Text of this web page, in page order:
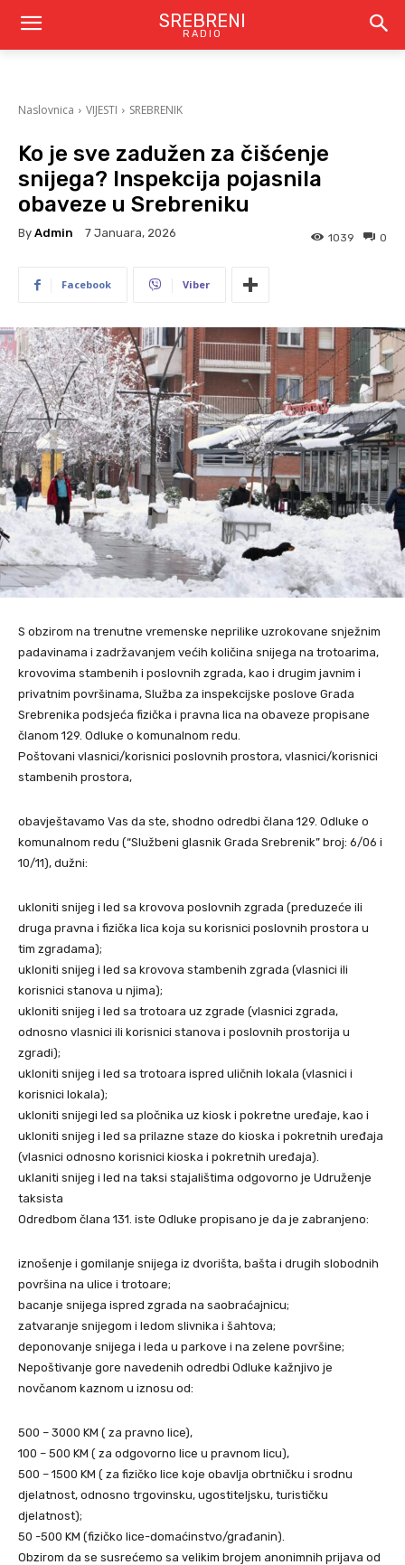
SREBRENI
RADIO
Naslovnica VIJESTI SREBRENIK
Ko je sve zadužen za čišćenje
snijega? Inspekcija pojasnila
obaveze u Srebreniku
By Admin 7 Januara, 2026 0
1039
Facebook Viber
S obzirom na trenutne vremenske neprilike uzrokovane snježnim
padavinama i zadržavanjem većih količina snijega na trotoarima,
krovovima stambenih i poslovnih zgrada, kao i drugim javnim i
privatnim površinama, Služba za inspekcijske poslove Grada
Srebrenika podsjeća fizička i pravna lica na obaveze propisane
članom 129. Odluke o komunalnom redu.
Poštovani vlasnici/korisnici poslovnih prostora, vlasnici/korisnici
stambenih prostora,
obavještavamo Vas da ste, shodno odredbi člana 129. Odluke o
komunalnom redu (“Službeni glasnik Grada Srebrenik” broj: 6/06 i
10/11), dužni:
ukloniti snijeg i led sa krovova poslovnih zgrada (preduzeće ili
druga pravna i fizička lica koja su korisnici poslovnih prostora u
tim zgradama);
ukloniti snijeg i led sa krovova stambenih zgrada (vlasnici ili
korisnici stanova u njima);
ukloniti snijeg i led sa trotoara uz zgrade (vlasnici zgrada,
odnosno vlasnici ili korisnici stanova i poslovnih prostorija u
zgradi);
ukloniti snijeg i led sa trotoara ispred uličnih lokala (vlasnici i
korisnici lokala);
ukloniti snijegi led sa pločnika uz kiosk i pokretne uređaje, kao i
ukloniti snijeg i led sa prilazne staze do kioska i pokretnih uređaja
(vlasnici odnosno korisnici kioska i pokretnih uređaja).
uklaniti snijeg i led na taksi stajalištima odgovorno je Udruženje
taksista
Odredbom člana 131. iste Odluke propisano je da je zabranjeno:
iznošenje i gomilanje snijega iz dvorišta, bašta i drugih slobodnih
površina na ulice i trotoare;
bacanje snijega ispred zgrada na saobraćajnicu;
zatvaranje snijegom i ledom slivnika i šahtova;
deponovanje snijega i leda u parkove i na zelene površine;
Nepoštivanje gore navedenih odredbi Odluke kažnjivo je
novčanom kaznom u iznosu od:
500 – 3000 KM ( za pravno lice),
100 – 500 KM ( za odgovorno lice u pravnom licu),
500 – 1500 KM ( za fizičko lice koje obavlja obrtničku i srodnu
djelatnost, odnosno trgovinsku, ugostiteljsku, turističku
djelatnost);
50 -500 KM (fizičko lice-domaćinstvo/građanin).
Obzirom da se susrećemo sa velikim brojem anonimnih prijava od